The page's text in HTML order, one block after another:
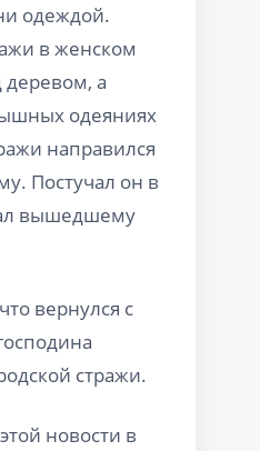
одеждой.
в женском
деревом, а
одеяниях
направился
Постучал он в
вышедшему
вернулся с
стражи.
новости в